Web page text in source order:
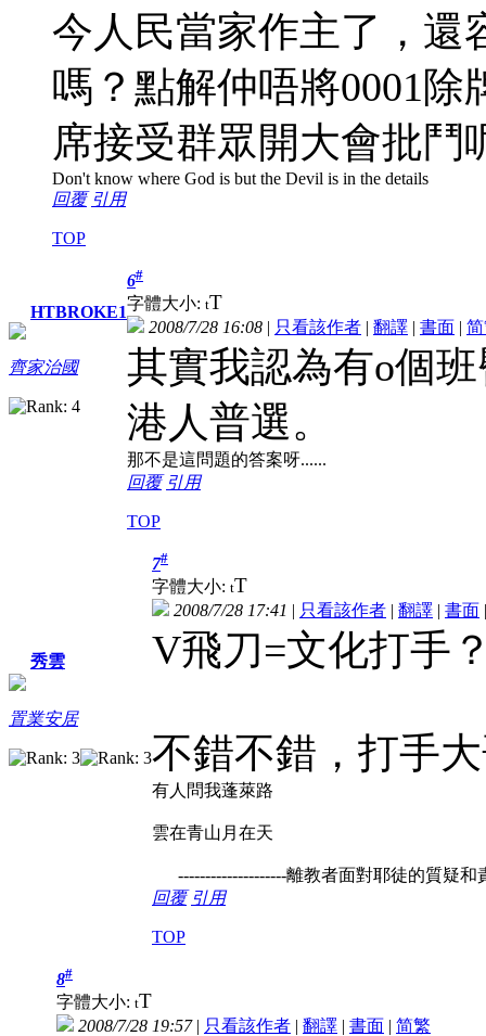
今人民當家作主了，還
嗎？點解仲唔將0001除
席接受群眾開大會批鬥
Don't know where God is but the Devil is in the details
回覆 引用
TOP
HTBROKE1
齊家治國
6#
字體大小: tT
2008/7/28 16:08 | 只看該作者 | 翻譯 | 書面 | 简
其實我認為有o個
港人普選。
那不是這問題的答案呀......
回覆 引用
TOP
秀雲
置業安居
7#
字體大小: tT
2008/7/28 17:41 | 只看該作者 | 翻譯 | 書面
V飛刀=文化打手
不錯不錯，打手
有人問我蓬萊路
雲在青山月在天
--------------------離教者面對耶徒的質疑和
回覆 引用
TOP
8#
字體大小: tT
2008/7/28 19:57| 只看該作者 | 翻譯 | 書面 | 简繁